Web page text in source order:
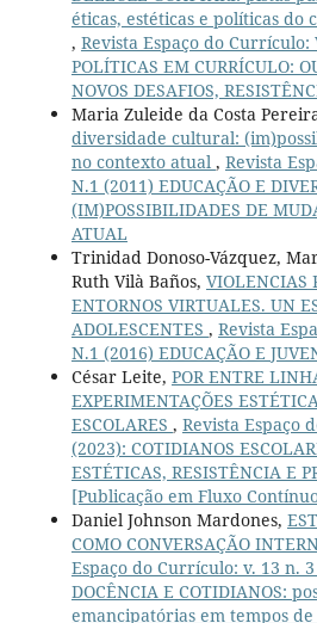
éticas, estéticas e políticas
, Revista Espaço do Currículo:
POLÍTICAS EM CURRÍCULO:
NOVOS DESAFIOS,
Maria Zuleide da Costa
diversidade cultural:
no contexto atual , Revista
N.1 (2011) EDUCAÇÃO E
(IM)POSSIBILIDADES DE
ATUAL
Trinidad Donoso-Vázquez,
Ruth Vilà Baños, VIOLENCIAS
ENTORNOS VIRTUALES. UN
ADOLESCENTES , Revista
N.1 (2016) EDUCAÇÃO E
César Leite, POR ENTRE
EXPERIMENTAÇÕES
ESCOLARES , Revista Espaço
(2023): COTIDIANOS
ESTÉTICAS, RESISTÊNCIA E
[Publicação em Fluxo
Daniel Johnson Mardones,
COMO CONVERSAÇÃO
Espaço do Currículo: v. 13 n. 3
DOCÊNCIA E COTIDIANOS:
emancipatórias em tempos